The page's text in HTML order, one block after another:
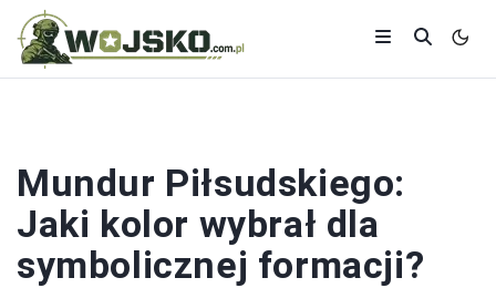
Mundur Piłsudskiego:
Jaki kolor wybrał dla
symbolicznej formacji?